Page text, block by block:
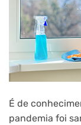
É de
pandemia foi